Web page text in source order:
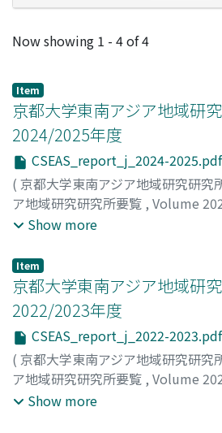
Recent Submissions
Now showing 1 - 4 of 4
Item
京都大学東南アジア地域研
2024/2025年度
CSEAS_report_j_2024-
( 京都大学東南アジア地域研究研究
ア地域研究研究所要覧 , Volume
38)
Show more
Item
京都大学東南アジア地域研
2022/2023年度
CSEAS_report_j_2022-
( 京都大学東南アジア地域研究研究
ア地域研究研究所要覧 , Volume
34)
Show more